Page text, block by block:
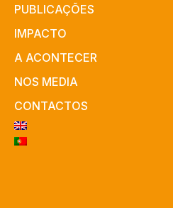
PUBLICAÇÕES
IMPACTO
A ACONTECER
NOS MEDIA
CONTACTOS